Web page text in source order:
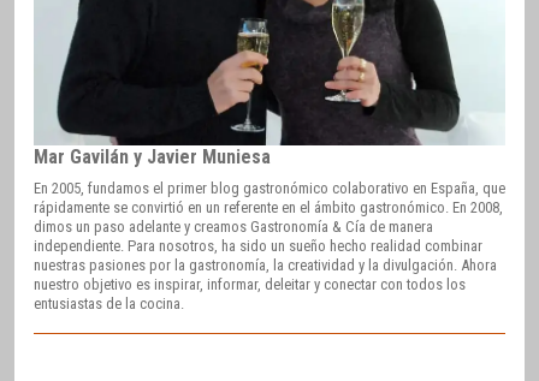
Mar Gavilán y Javier Muniesa
En 2005, fundamos el primer blog gastronómico colaborativo en España, que
rápidamente se convirtió en un referente en el ámbito gastronómico. En 2008,
dimos un paso adelante y creamos Gastronomía & Cía de manera
independiente. Para nosotros, ha sido un sueño hecho realidad combinar
nuestras pasiones por la gastronomía, la creatividad y la divulgación. Ahora
nuestro objetivo es inspirar, informar, deleitar y conectar con todos los
entusiastas de la cocina.